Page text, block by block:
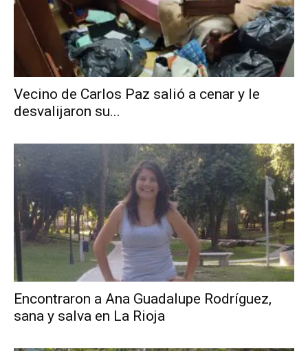
Vecino de Carlos Paz salió a cenar y le
desvalijaron su...
Encontraron a Ana Guadalupe Rodríguez,
sana y salva en La Rioja